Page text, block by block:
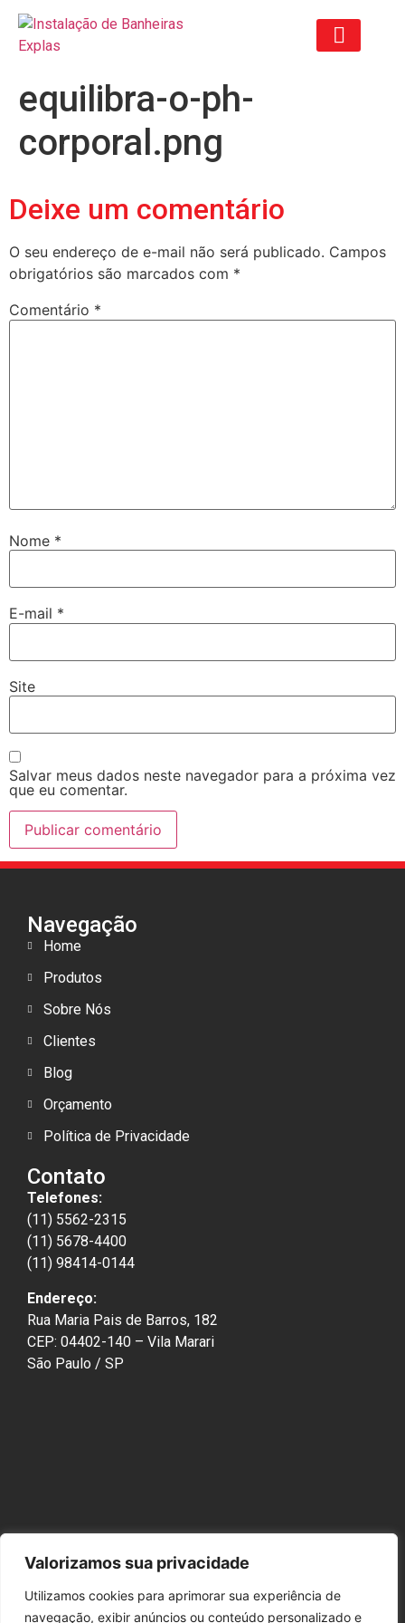
Valorizamos sua privacidade
Utilizamos cookies para aprimorar sua experiência de
navegação, exibir anúncios ou conteúdo personalizado e
equilibra-o-ph-
corporal.png
Deixe um comentário
O seu endereço de e-mail não será publicado. Campos
obrigatórios são marcados com *
Comentário *
Nome *
E-mail *
Site
Salvar meus dados neste navegador para a próxima vez
que eu comentar.
Navegação
Home
Produtos
Sobre Nós
Clientes
Blog
Orçamento
Política de Privacidade
Contato
Telefones:
(11) 5562-2315
(11) 5678-4400
(11) 98414-0144
Endereço:
Rua Maria Pais de Barros, 182
CEP: 04402-140 – Vila Marari
São Paulo / SP